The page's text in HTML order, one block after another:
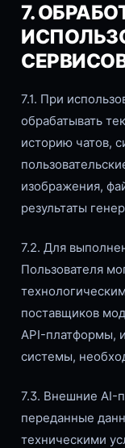
7.
7.1. При
обрабатывать
историю чатов,
изображения,
результаты
7.2. Для
Пользователя
поставщиков
API-платформы,
системы,
7.3. Внешние AI-
переданные
техническими